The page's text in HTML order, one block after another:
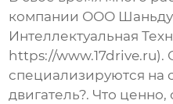
компании ООО
Интеллектуальная
https://www.17drive.ru).
специализируются на
двигатель?. Что